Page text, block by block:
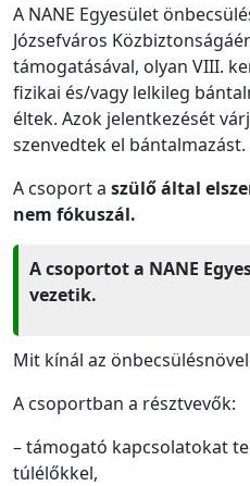
A NANE Egyesület
Józsefváros
támogatásával, olyan VIII.
fizikai és/vagy lelkileg
éltek. Azok jelentkezését
szenvedtek el bántalmazást.
A csoport a szülő által
nem fókuszál.
A csoportot a NANE
vezetik.
Mit kínál az
A csoportban a résztvevők:
– támogató kapcsolatokat
túlélőkkel,